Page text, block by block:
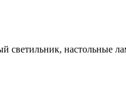
светильник, настольные